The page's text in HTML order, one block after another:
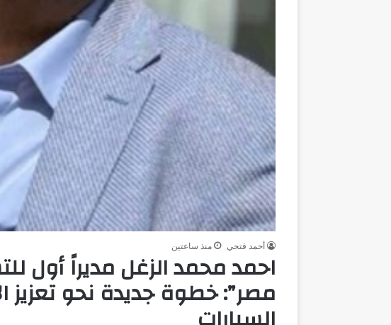
أحمد فتحي منذ ساعتين
احمد محمد الزغل مديراً أول
مصر”: خطوة جديدة نحو تعزيز